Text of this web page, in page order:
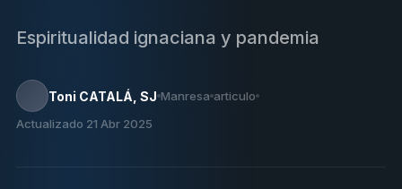
Espiritualidad ignaciana y pandemia
Toni CATALÁ, SJ Manresa articulo
Actualizado 21 Abr 2025